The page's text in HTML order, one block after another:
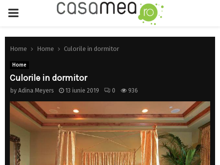
PRIMARY
MENU
Home Home Culorile in dormitor
Home
Culorile in dormitor
by Adina Meyers 13 iunie 2019 0 936